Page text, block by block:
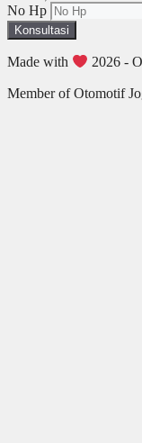
No Hp
Konsultasi
Made with
2026 -
Member of Otomotif